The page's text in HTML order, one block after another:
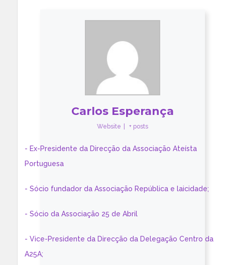
Carlos Esperança
Website + posts
- Ex-Presidente da Direcção da Associação Ateísta
Portuguesa
- Sócio fundador da Associação República e laicidade;
- Sócio da Associação 25 de Abril
- Vice-Presidente da Direcção da Delegação Centro da
A25A;